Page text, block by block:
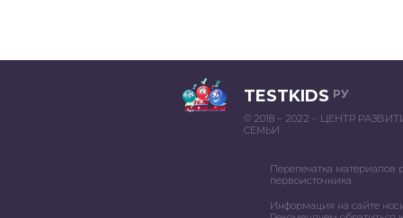
TESTKIDS РУ
© 2018 – 2022 – ЦЕНТР
СЕМЬИ
Перепечатка материалов
первоисточника
Информация на сайте